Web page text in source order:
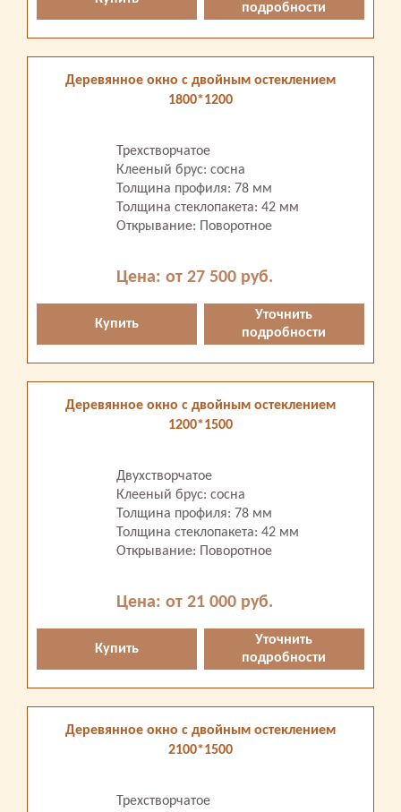
подробности
Деревянное окно с двойным остеклением
1800*1200
Трехстворчатое
Клееный брус: сосна
Толщина профиля: 78 мм
Толщина стеклопакета: 42 мм
Открывание: Поворотное
Цена: от 27 500 руб.
Купить
Уточнить
подробности
Деревянное окно с двойным остеклением
1200*1500
Двухстворчатое
Клееный брус: сосна
Толщина профиля: 78 мм
Толщина стеклопакета: 42 мм
Открывание: Поворотное
Цена: от 21 000 руб.
Купить
Уточнить
подробности
Деревянное окно с двойным остеклением
2100*1500
Трехстворчатое